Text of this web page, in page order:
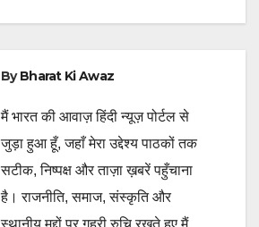
ByBharat Ki Awaz
मैं भारत की आवाज़ हिंदी न्यूज़ पोर्टल से
जुड़ा हुआ हूँ, जहाँ मेरा उद्देश्य पाठकों तक
सटीक, निष्पक्ष और ताज़ा ख़बरें पहुँचाना
है। राजनीति, समाज, संस्कृति और